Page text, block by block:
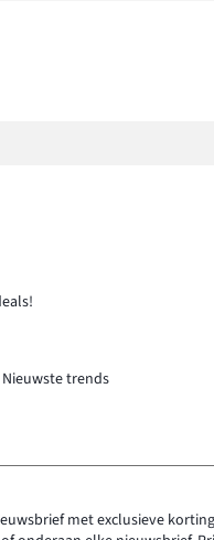
Nieuwste trends
met exclusieve